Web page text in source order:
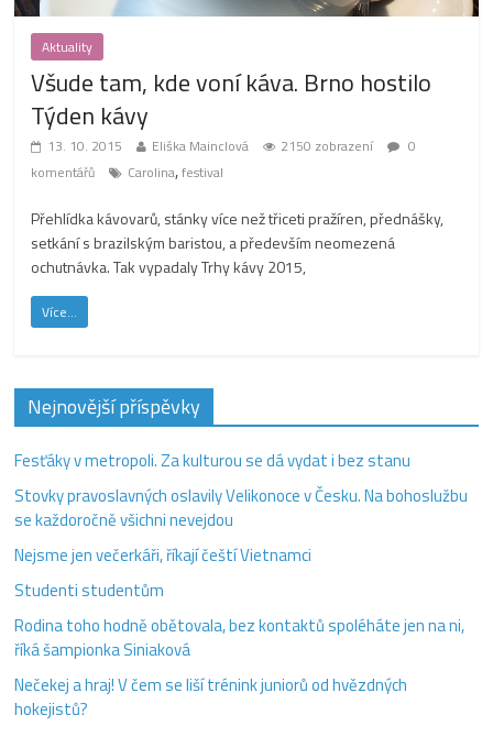
Aktuality
Všude tam, kde voní káva. Brno hostilo
Týden kávy
13. 10. 2015 Eliška Mainclová 2150 zobrazení
0
komentářů
Carolina,festival
Přehlídka kávovarů, stánky více než třiceti pražíren, přednášky,
setkání s brazilským baristou, a především neomezená
ochutnávka. Tak vypadaly Trhy kávy 2015,
Více...
Nejnovější příspěvky
Fesťáky v metropoli. Za kulturou se dá vydat i bez stanu
Stovky pravoslavných oslavily Velikonoce v Česku. Na bohoslužbu
se každoročně všichni nevejdou
Nejsme jen večerkáři, říkají čeští Vietnamci
Studenti studentům
Rodina toho hodně obětovala, bez kontaktů spoléháte jen na ni,
říká šampionka Siniaková
Nečekej a hraj! V čem se liší trénink juniorů od hvězdných
hokejistů?